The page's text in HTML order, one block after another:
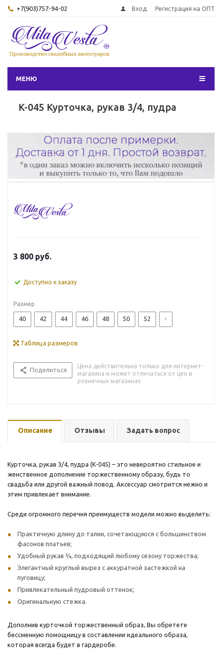
+7(903)757-94-02 Вход Регистрация на ОПТ
МЕНЮ
K-045 Курточка, рукав 3/4, пудра
3 800 руб.
Доступно к заказу
Размер
40 42 44 46 48 50 52 -
Таблица размеров
Поделиться
Цена действительна только для интернет-
магазина и может отличаться от цен в
розничных магазинах
Описание Отзывы Задать вопрос
Курточка, рукав 3/4, пудра (K-045) – это невероятно стильное и
женственное дополнение торжественному образу, будь то
свадьба или другой важный повод. Аксессуар смотрится нежно и
этим привлекает внимание.
Среди огромного перечня преимуществ модели можно выделить:
Практичную длину до талии, сочетающуюся с большинством
фасонов платьев;
Удобный рукав ¾, подходящий любому сезону торжества;
Элегантный круглый вырез с аккуратной застежкой на
пуговицу;
Привлекательный пудровый оттенок;
Оригинальную стежка.
Дополнив курточкой торжественный образ, Вы обретете
бессменную помощницу в составлении идеального образа,
которая всегда будет в гардеробе.